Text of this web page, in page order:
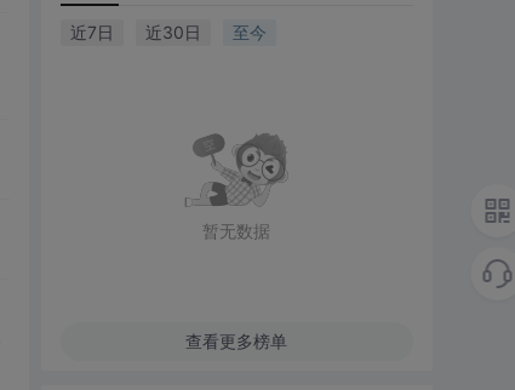
近7日 近30日 至今
暂无数据
查看更多榜单